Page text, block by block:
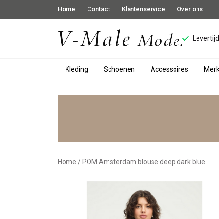
Home Contact Klantenservice Over ons
Kleding Schoenen Accessoires
blouse
Home POM Amsterdam blouse deep dark blue